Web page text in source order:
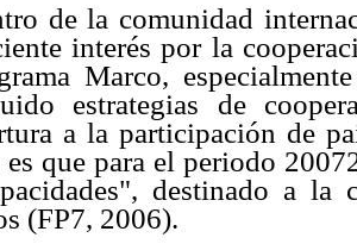
de la comunidad
interés por la
Marco,
estrategias de
a la participación de
que para el periodo
destinado a
(FP7, 2006).